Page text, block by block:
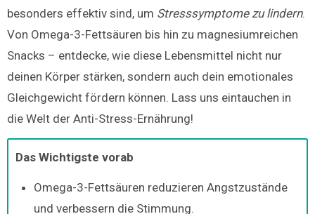
besonders effektiv sind, um Stresssymptome zu lindern.
Von Omega-3-Fettsäuren bis hin zu magnesiumreichen
Snacks – entdecke, wie diese Lebensmittel nicht nur
deinen Körper stärken, sondern auch dein emotionales
Gleichgewicht fördern können. Lass uns eintauchen in
die Welt der Anti-Stress-Ernährung!
Das Wichtigste vorab
Omega-3-Fettsäuren reduzieren Angstzustände
und verbessern die Stimmung.